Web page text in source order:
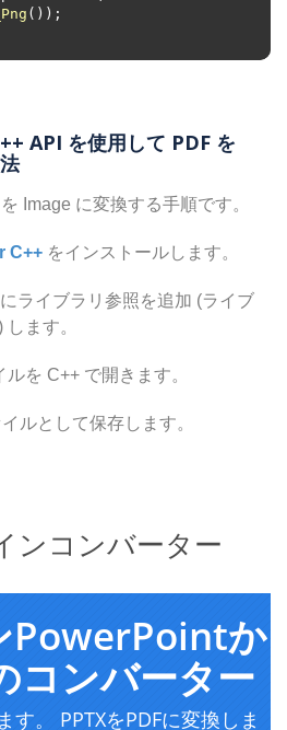
API を使用して PDF を
Image に変換する手順です。
C++ をインストールします。
ライブラリ参照を追加 (ライブ
ます。
を C++ で開きます。
ルとして保存します。
ンコンバーター